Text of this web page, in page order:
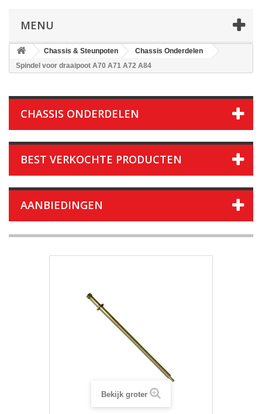
MENU
Chassis & Steunpoten
Chassis Onderdelen
Spindel voor draaipoot A70 A71 A72 A84
CHASSIS ONDERDELEN
BEST VERKOCHTE PRODUCTEN
AANBIEDINGEN
Bekijk groter